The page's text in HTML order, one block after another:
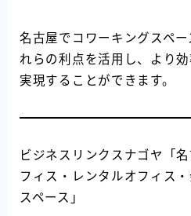
名古屋でコワーキングスペ
れらの利点を活用し、より
実現することができます。
ビジネスリンクスナゴヤ「
フィス・レンタルオフィス
スペース」